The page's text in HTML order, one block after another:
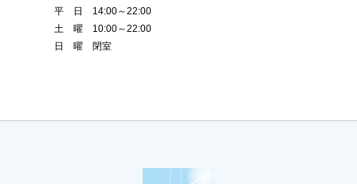
平 日 14:00～22:00
土 曜 10:00～22:00
日 曜 閉室